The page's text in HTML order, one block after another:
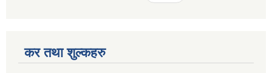
कर तथा शुल्कहरु